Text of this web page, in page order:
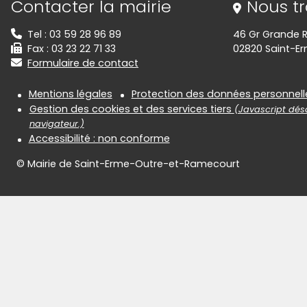
Contacter la mairie
Tel : 03 59 28 96 89
Fax : 03 23 22 71 33
Formulaire de contact
Nous
46 Gr Grande
02820 Saint-
Informations
Mentions légales
Protection des données
Gestion des cookies et des services tiers (Javascript
navigateur.)
Accessibilité : non conforme
© Mairie de Saint-Erme-Outre-et-Ramecourt